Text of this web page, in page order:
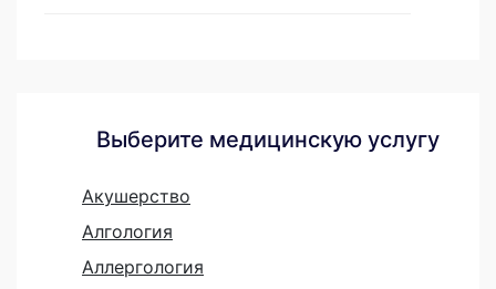
Выберите медицинскую услугу
Акушерство
Алгология
Аллергология